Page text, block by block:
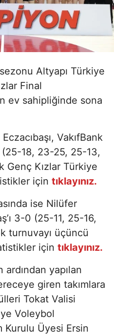
Altyapı Türkiye
Final
ev sahipliğinde sona
VakıfBank
(25-18, 23-25, 25-13,
Genç Kızlar Türkiye
için tıklayınız.
ise Nilüfer
3-0 (25-11, 25-16,
turnuvayı üçüncü
için tıklayınız.
ardından yapılan
giren takımlara
Tokat Valisi
Voleybol
Kurulu Üyesi Ersin